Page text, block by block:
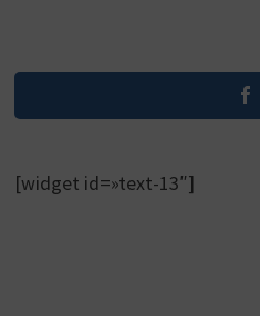
[widget id=»text-13″]